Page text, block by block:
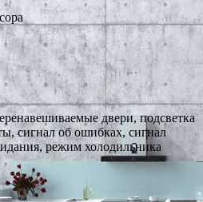
двери, подсветка
сигнал об ошибках, сигнал
режим холодильника